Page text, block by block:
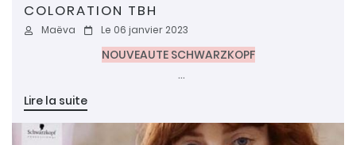
COLORATION TBH
 Maëva  Le 06 janvier 2023
NOUVEAUTE SCHWARZKOPF
Coloration TBH True Beautiful Honest
Lire la suite